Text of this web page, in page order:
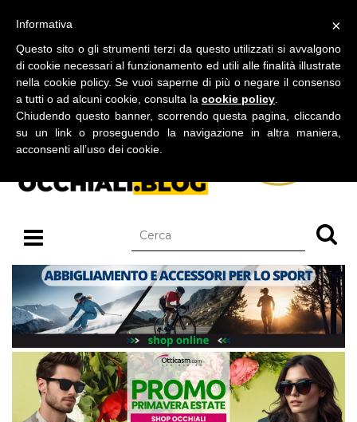
BLOG SU OCCHIALI DA SOLE E OCCHIALI DA VISTA
×
Informativa
Questo sito o gli strumenti terzi da questo utilizzati si avvalgono
di cookie necessari al funzionamento ed utili alle finalità illustrate
nella cookie policy. Se vuoi saperne di più o negare il consenso
a tutti o ad alcuni cookie, consulta la cookie policy
Chiudendo questo banner, scorrendo questa pagina, cliccando
su un link o proseguendo la navigazione in altra maniera,
acconsenti all’uso dei cookie.